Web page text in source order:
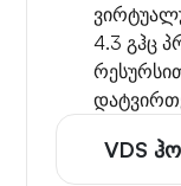
4.3 გჰც
VDS